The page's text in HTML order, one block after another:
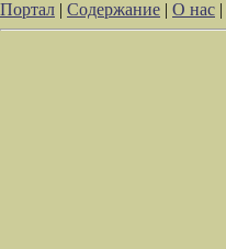
Портал | Содержание | О нас |